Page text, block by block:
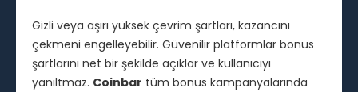
Gizli veya aşırı yüksek çevrim şartları, kazancını
çekmeni engelleyebilir. Güvenilir platformlar bonus
şartlarını net bir şekilde açıklar ve kullanıcıyı
yanıltmaz. Coinbar tüm bonus kampanyalarında